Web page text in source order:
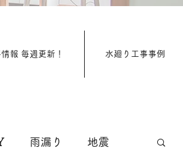
報 毎週更新！ 水廻り工事事例
雨漏り 地震